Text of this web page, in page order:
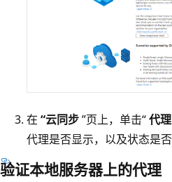
在 “云同步”页上，单击“代理
代理是否显示，以及状态是否
验证本地服务器上的代理